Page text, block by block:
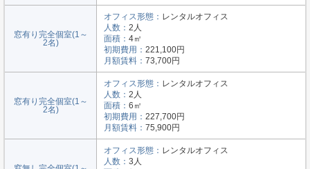
窓有り完全個室(1～
2名)
オフィス形態： レンタルオフィス
人数： 2人
面積： 4㎡
初期費用： 221,100円
月額賃料： 73,700円
窓有り完全個室(1～
2名)
オフィス形態： レンタルオフィス
人数： 2人
面積： 6㎡
初期費用： 227,700円
月額賃料： 75,900円
オフィス形態： レンタルオフィス
人数： 3人